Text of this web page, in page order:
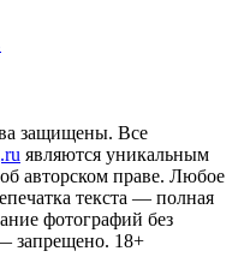
защищены. Все
являются уникальным
авторском праве. Любое
текста — полная
фотографий без
запрещено. 18+